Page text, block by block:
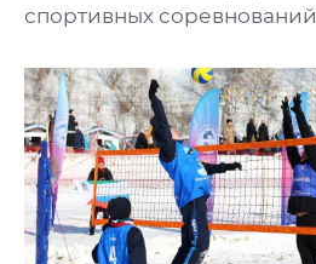
спортивных соревнований